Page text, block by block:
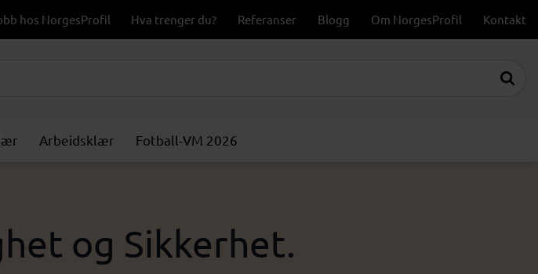
hos NorgesProfil Hva trenger du? Referanser Blogg Om NorgesProfil Kontakt
Arbeidsklær Fotball-VM 2026
og Sikkerhet.